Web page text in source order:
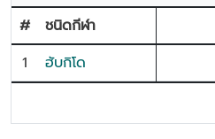
#
ชนิดกีฬา
1
ฮับกิโด